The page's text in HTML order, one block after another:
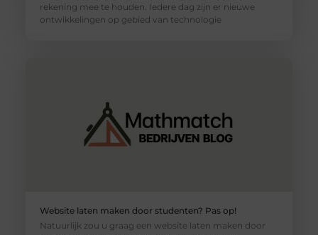
rekening mee te houden. Iedere dag zijn er nieuwe
ontwikkelingen op gebied van technologie
Website laten maken door studenten? Pas op!
Natuurlijk zou u graag een website laten maken door